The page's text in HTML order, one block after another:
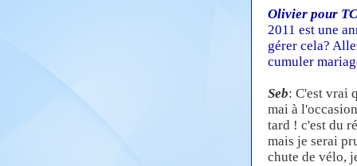
Olivier pour
2011 est une
gérer cela?
cumuler
Seb: C'est vrai
mai à
tard ! c'est du
mais je serai
chute de vélo,